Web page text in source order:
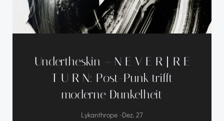
Undertheskin – N E V E R | R E
T U R N: Post-Punk trifft
moderne Dunkelheit
Lykanthrope -Dez. 27